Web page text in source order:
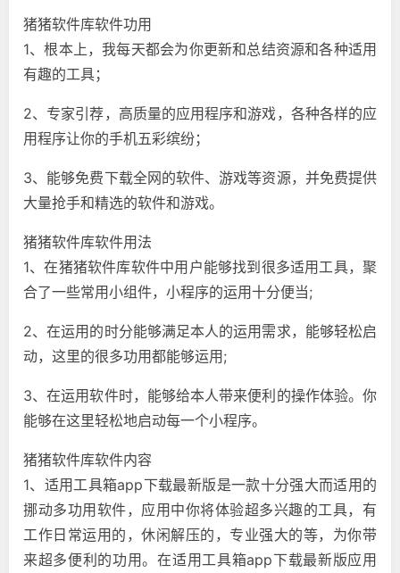
猪猪软件库软件功用
1、根本上，我每天都会为你更新和总结资源和各种适用
有趣的工具；
2、专家引荐，高质量的应用程序和游戏，各种各样的应
用程序让你的手机五彩缤纷；
3、能够免费下载全网的软件、游戏等资源，并免费提供
大量抢手和精选的软件和游戏。
猪猪软件库软件用法
1、在猪猪软件库软件中用户能够找到很多适用工具，聚
合了一些常用小组件，小程序的运用十分便当;
2、在运用的时分能够满足本人的运用需求，能够轻松启
动，这里的很多功用都能够运用;
3、在运用软件时，能够给本人带来便利的操作体验。你
能够在这里轻松地启动每一个小程序。
猪猪软件库软件内容
1、适用工具箱app下载最新版是一款十分强大而适用的
挪动多功用软件，应用中你将体验超多兴趣的工具，有
工作日常运用的，休闲解压的，专业强大的等，为你带
来超多便利的功用。在适用工具箱app下载最新版应用